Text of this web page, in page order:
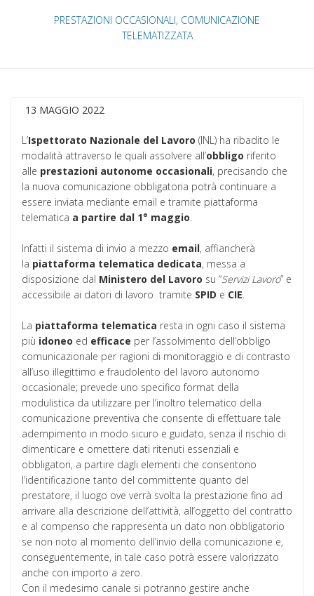
PRESTAZIONI OCCASIONALI, COMUNICAZIONE
TELEMATIZZATA
13 MAGGIO 2022
L’Ispettorato Nazionale del Lavoro (INL) ha ribadito le
modalità attraverso le quali assolvere all’obbligo riferito
alle prestazioni autonome occasionali, precisando che
la nuova comunicazione obbligatoria potrà continuare a
essere inviata mediante email e tramite piattaforma
telematica a partire dal 1° maggio.
Infatti il sistema di invio a mezzo email, affiancherà
la piattaforma telematica dedicata, messa a
disposizione dal Ministero del Lavoro su “Servizi Lavoro” e
accessibile ai datori di lavoro tramite SPID e CIE.
La piattaforma telematica resta in ogni caso il sistema
più idoneo ed efficace per l’assolvimento dell’obbligo
comunicazionale per ragioni di monitoraggio e di contrasto
all’uso illegittimo e fraudolento del lavoro autonomo
occasionale; prevede uno specifico format della
modulistica da utilizzare per l’inoltro telematico della
comunicazione preventiva che consente di effettuare tale
adempimento in modo sicuro e guidato, senza il rischio di
dimenticare e omettere dati ritenuti essenziali e
obbligatori, a partire dagli elementi che consentono
l’identificazione tanto del committente quanto del
prestatore, il luogo ove verrà svolta la prestazione fino ad
arrivare alla descrizione dell’attività, all’oggetto del contratto
e al compenso che rappresenta un dato non obbligatorio
se non noto al momento dell’invio della comunicazione e,
conseguentemente, in tale caso potrà essere valorizzato
anche con importo a zero.
Con il medesimo canale si potranno gestire anche